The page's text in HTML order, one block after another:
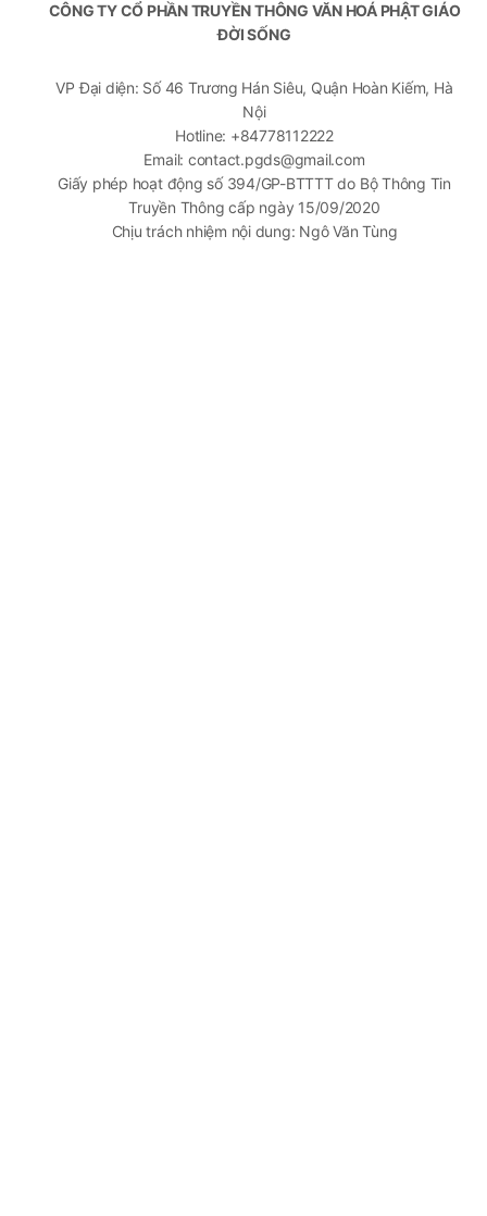
CÔNG TY CỔ PHẦN TRUYỀN THÔNG VĂN HOÁ PHẬT GIÁO
ĐỜI SỐNG
VP Đại diện: Số 46 Trương Hán Siêu, Quận Hoàn Kiếm, Hà
Nội
Hotline: +84778112222
Email: contact.pgds@gmail.com
Giấy phép hoạt động số 394/GP-BTTTT do Bộ Thông Tin
Truyền Thông cấp ngày 15/09/2020
Chịu trách nhiệm nội dung: Ngô Văn Tùng